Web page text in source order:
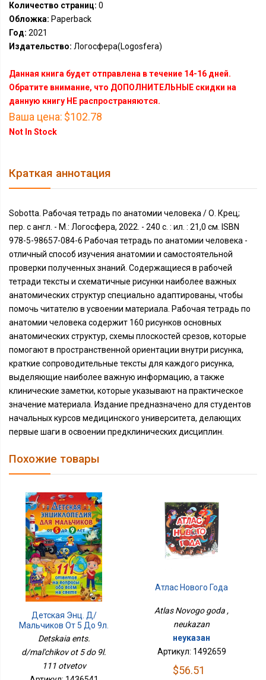
Количество страниц: 0
Обложка: Paperback
Год: 2021
Издательство: Логосфера(Logosfera)
Данная книга будет отправлена в течение 14-16 дней.
Обратите внимание, что ДОПОЛНИТЕЛЬНЫЕ скидки на
данную книгу НЕ распространяются.
Ваша цена: $102.78
Not In Stock
Краткая аннотация
Sobotta. Рабочая тетрадь по анатомии человека / О. Крец;
пер. с англ. - М.: Логосфера, 2022. - 240 с. : ил. : 21,0 см. ISBN
978-5-98657-084-6 Рабочая тетрадь по анатомии человека -
отличный способ изучения анатомии и самостоятельной
проверки полученных знаний. Содержащиеся в рабочей
тетради тексты и схематичные рисунки наиболее важных
анатомических структур специально адаптированы, чтобы
помочь читателю в усвоении материала. Рабочая тетрадь по
анатомии человека содержит 160 рисунков основных
анатомических структур, схемы плоскостей срезов, которые
помогают в пространственной ориентации внутри рисунка,
краткие сопроводительные тексты для каждого рисунка,
выделяющие наиболее важную информацию, а также
клинические заметки, которые указывают на практическое
значение материала. Издание предназначено для студентов
начальных курсов медицинского университета, делающих
первые шаги в освоении предклинических дисциплин.
Похожие товары
Детская Энц. Д/
Мальчиков От 5 До 9л.
111 Ответов
Detskaia ents.
d/mal'chikov ot 5 do 9l.
111 otvetov
Атлас Нового Года
Atlas Novogo goda ,
neukazan
неуказан
Артикул: 1492659
$56.51